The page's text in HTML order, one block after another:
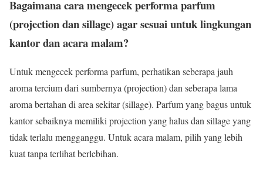
Bagaimana cara mengecek performa parfum
(projection dan sillage) agar sesuai untuk lingkungan
kantor dan acara malam?
Untuk mengecek performa parfum, perhatikan seberapa jauh
aroma tercium dari sumbernya (projection) dan seberapa lama
aroma bertahan di area sekitar (sillage). Parfum yang bagus untuk
kantor sebaiknya memiliki projection yang halus dan sillage yang
tidak terlalu mengganggu. Untuk acara malam, pilih yang lebih
kuat tanpa terlihat berlebihan.